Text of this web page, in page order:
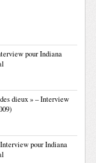
pour Indiana
dieux » – Interview
pour Indiana